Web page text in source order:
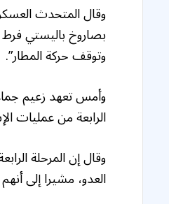
وقال المتحدث
وتوقف حركة المطار”.
وأمس تعهد زعيم
الرابعة من عمليات
العدو، مشيرا إلى أنهم نفذوا هذا